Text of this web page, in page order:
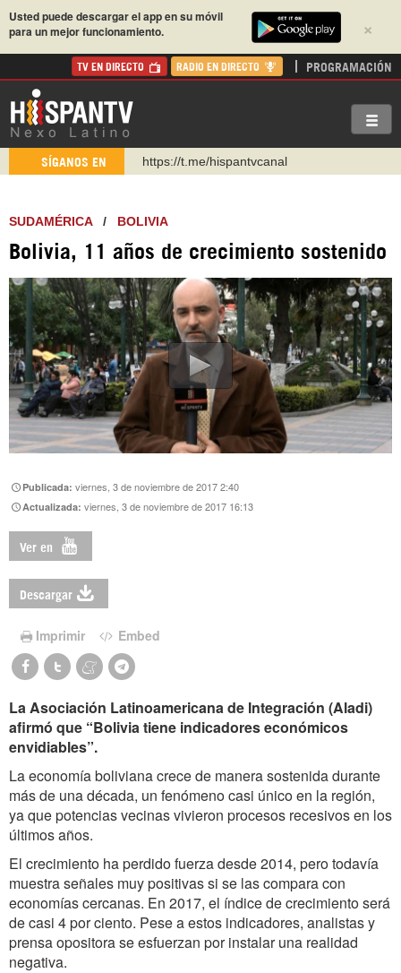
×
Usted puede descargar el app en su móvil
para un mejor funcionamiento.
TV EN DIRECTO RADIO EN DIRECTO PROGRAMACIÓN
SÍGANOS EN
https://t.me/hispantvcanal
WhatsApp y Viber: +98 921 79 29 404
Instagram como: hispan_tv
https://www.youtube.com/@nexo_latino
http://twitter.com/nexo_latino
SUDAMÉRICA/ BOLIVIA
Bolivia, 11 años de crecimiento sostenido
Publicada:viernes, 3 de noviembre de 2017 2:40
Actualizada:viernes, 3 de noviembre de 2017 16:13
Ver en
Descargar
Imprimir Embed
La Asociación Latinoamericana de Integración (Aladi)
afirmó que “Bolivia tiene indicadores económicos
envidiables”.
La economía boliviana crece de manera sostenida durante
más de una década, un fenómeno casi único en la región,
ya que potencias vecinas vivieron procesos recesivos en los
últimos años.
El crecimiento ha perdido fuerza desde 2014, pero todavía
muestra señales muy positivas si se las compara con
economías cercanas. En 2017, el índice de crecimiento será
de casi 4 por ciento. Pese a estos indicadores, analistas y
prensa opositora se esfuerzan por instalar una realidad
negativa.